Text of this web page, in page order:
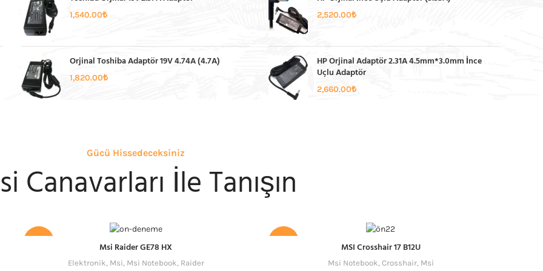
1,540.00₺
Orjinal Toshiba Adaptör 19V 4.74A (4.7A)
1,820.00₺
2,520.00₺
HP Orjinal Adaptör 2.31A 4.5mm*3.0mm İnce
Uçlu Adaptör
2,660.00₺
Gücü Hissedeceksiniz
Canavarları İle Tanışın
Msi Raider GE78 HX
Elektronik, Msi, Msi Notebook, Raider
MSI Crosshair 17 B12U
Msi Notebook, Crosshair, Msi